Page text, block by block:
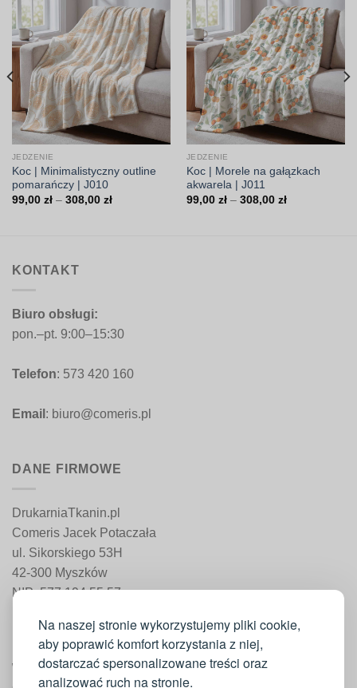
Na naszej stronie wykorzystujemy pliki cookie,
aby poprawić komfort korzystania z niej,
dostarczać spersonalizowane treści oraz
analizować ruch na stronie.
JEDZENIE
Koc | Minimalistyczny outline
pomarańczy | J010
99,00 zł – 308,00 złZakres
JEDZENIE
Koc | Morele na gałązkach
akwarela | J011
99,00 zł – 308,00 złZakres
KONTAKT
Biuro obsługi:
pon.–pt. 9:00–15:30
Telefon: 573 420 160
Email : biuro@comeris.pl
DANE FIRMOWE
DrukarniaTkanin.pl
Comeris Jacek Potaczała
ul. Sikorskiego 53H
42-300 Myszków
NIP: 577 194 55 57
WAŻNE INFORMACJE